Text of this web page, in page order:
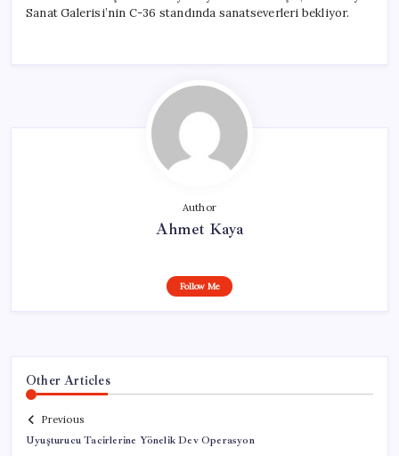
Sanat Galerisi’nin C-36 standında sanatseverleri bekliyor.
Author
Ahmet Kaya
Follow Me
Other Articles
Previous
Uyuşturucu Tacirlerine Yönelik Dev Operasyon